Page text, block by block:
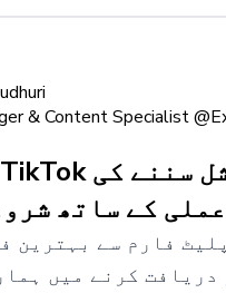
& Content Specialist
کے ساتھ
فارم سے بہترین
دریافت کرنے میں